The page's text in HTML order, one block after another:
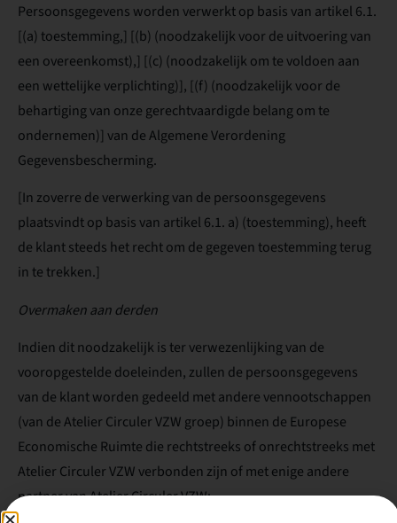
Persoonsgegevens worden verwerkt op basis van artikel 6.1.
[(a) toestemming,] [(b) (noodzakelijk voor de uitvoering van
een overeenkomst),] [(c) (noodzakelijk om te voldoen aan
een wettelijke verplichting)], [(f) (noodzakelijk voor de
behartiging van onze gerechtvaardigde belang om te
ondernemen)] van de Algemene Verordening
Gegevensbescherming.
[In zoverre de verwerking van de persoonsgegevens
plaatsvindt op basis van artikel 6.1. a) (toestemming), heeft
de klant steeds het recht om de gegeven toestemming terug
in te trekken.]
Overmaken aan derden
Indien dit noodzakelijk is ter verwezenlijking van de
vooropgestelde doeleinden, zullen de persoonsgegevens
van de klant worden gedeeld met andere vennootschappen
(van de Atelier Circuler VZW groep) binnen de Europese
Economische Ruimte die rechtstreeks of onrechtstreeks met
Atelier Circuler VZW verbonden zijn of met enige andere
partner van Atelier Circuler VZW;